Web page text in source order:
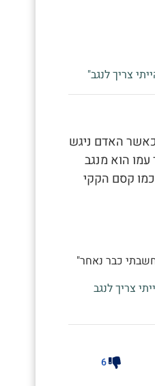
צריך לנגב"
האדם ניגש
עמו הוא מנגב
כמו קסם הקקי
כבר נאחר"
צריך לנגב
6